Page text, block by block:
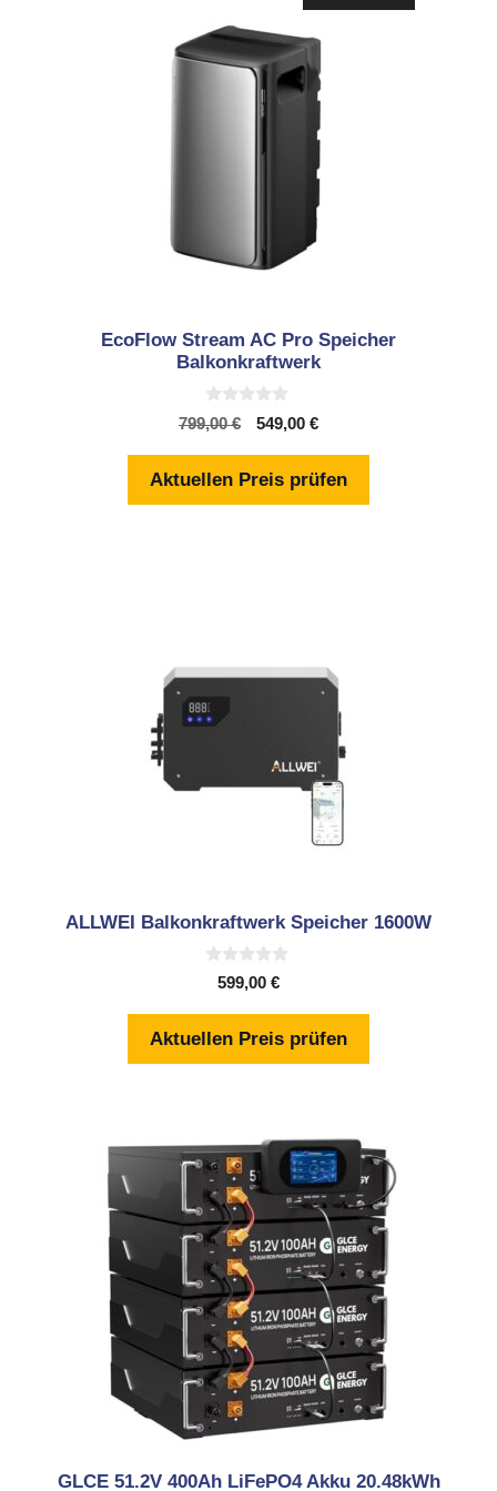
EcoFlow Stream AC Pro Speicher
Balkonkraftwerk
0
v
5
799,00€
Ursprünglicher
war:
799,00 €
549,00 €Aktueller
ist:
Aktuellen Preis prüfen
ALLWEI Balkonkraftwerk Speicher 1600W
5
599,00 €
Aktuellen Preis prüfen
GLCE 51.2V 400Ah LiFePO4 Akku 20.48kWh